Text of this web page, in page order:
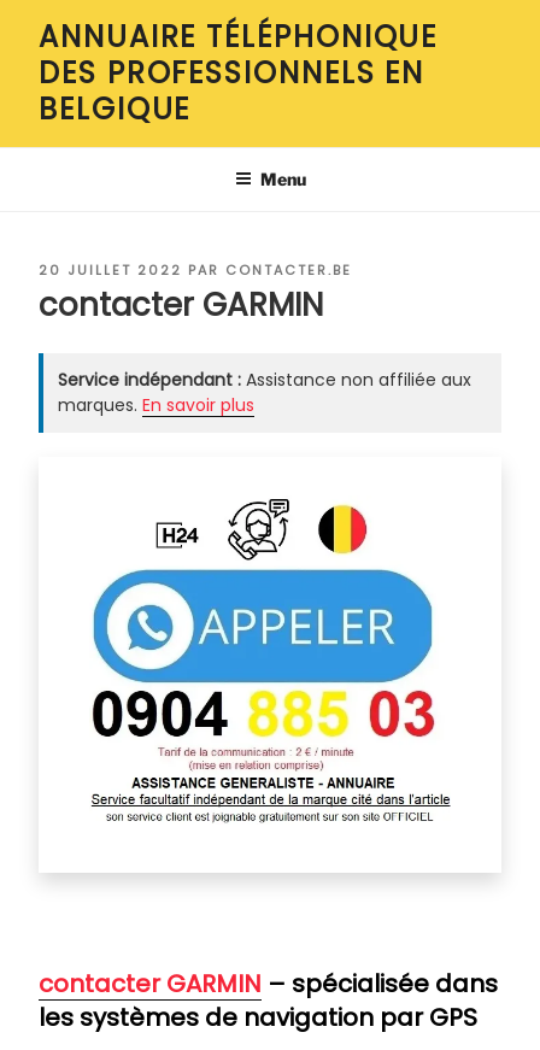
contenu
principal
ANNUAIRE TÉLÉPHONIQUE
DES PROFESSIONNELS EN
BELGIQUE
Menu
PUBLIÉ
20 JUILLET 2022 PAR CONTACTER.BE
contacter GARMIN
Service indépendant : Assistance non affiliée aux
marques. En savoir plus
contacter GARMIN – spécialisée dans
les systèmes de navigation par GPS